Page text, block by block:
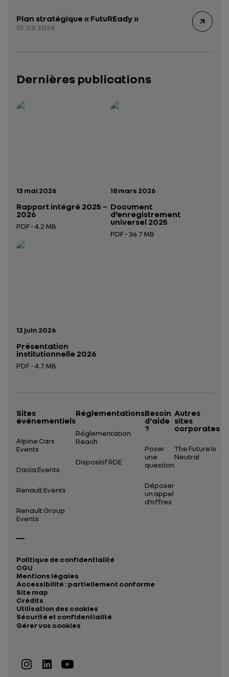
Plan stratégique « FutuREady »
10.03.2026
Dernières publications
Date de publication:
13 mai 2026
Rapport intégré 2025 –
2026
PDF - 4.2 MB
Ouverture dans un nouvel onglet
Rapport intégré 2025 – 2026— données structurées (JSON)
Date de publication:
18 mars 2026
Document
d’enregistrement
universel 2025
PDF - 36.7 MB
Date de publication:
12 juin 2026
Présentation
institutionnelle 2026
PDF - 4.7 MB
Présentation institutionnelle 2026
Sites
événementiels
Alpine Cars
Events
Dacia Events
Renault Events
Renault Group
Events
Réglementations
Réglementation
Reach
Dispositif RDE
Besoin
d'aide
?
Poser
une
question
Déposer
un appel
d’offres
Autres
sites
corporates
The Future Is
Neutral
Politique de confidentialité
CGU
Mentions légales
Accessibilité : partiellement conforme
Site map
Crédits
Utilisation des cookies
Sécurité et confidentialité
Gérer vos cookies